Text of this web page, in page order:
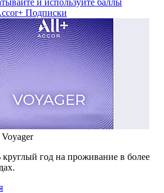
Подписки
год на проживание в более